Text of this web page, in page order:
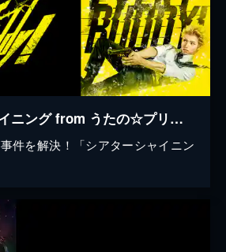
舞台「劇団シャイニング from うたの☆プリンスさまっ♪『エヴリィBuddy!』」
件を解決！「シアターシャイニン